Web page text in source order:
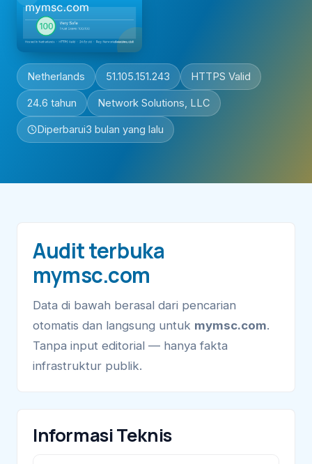
Netherlands 51.105.151.243 HTTPS Valid
24.6 tahun Network Solutions, LLC
Diperbarui3 bulan yang lalu
Audit terbuka
mymsc.com
Data di bawah berasal dari pencarian
otomatis dan langsung untuk mymsc.com.
Tanpa input editorial — hanya fakta
infrastruktur publik.
Informasi Teknis